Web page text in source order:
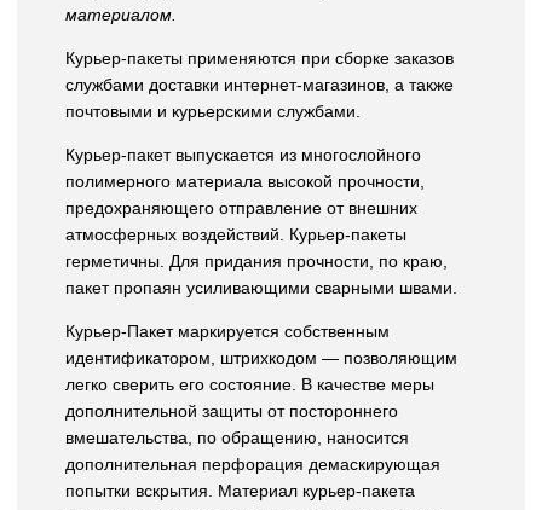
материалом.
Курьер-пакеты применяются при сборке заказов
службами доставки интернет-магазинов, а также
почтовыми и курьерскими службами.
Курьер-пакет выпускается из многослойного
полимерного материала высокой прочности,
предохраняющего отправление от внешних
атмосферных воздействий. Курьер-пакеты
герметичны. Для придания прочности, по краю,
пакет пропаян усиливающими сварными швами.
Курьер-Пакет маркируется собственным
идентификатором, штрихкодом — позволяющим
легко сверить его состояние. В качестве меры
дополнительной защиты от постороннего
вмешательства, по обращению, наносится
дополнительная перфорация демаскирующая
попытки вскрытия. Материал курьер-пакета